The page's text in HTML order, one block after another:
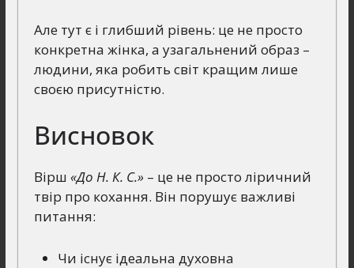
Але тут є і глибший рівень: це не просто
конкретна жінка, а узагальнений образ –
людини, яка робить світ кращим лише
своєю присутністю.
Висновок
Вірш «До Н. К. С.»– це не просто ліричний
твір про кохання. Він порушує важливі
питання:
Чи існує ідеальна духовна